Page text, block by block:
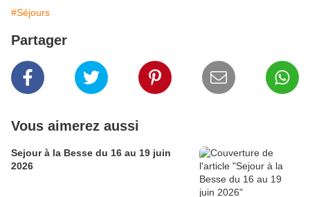
#Séjours
Partager
Vous aimerez aussi
Sejour à la Besse du 16 au 19 juin
2026